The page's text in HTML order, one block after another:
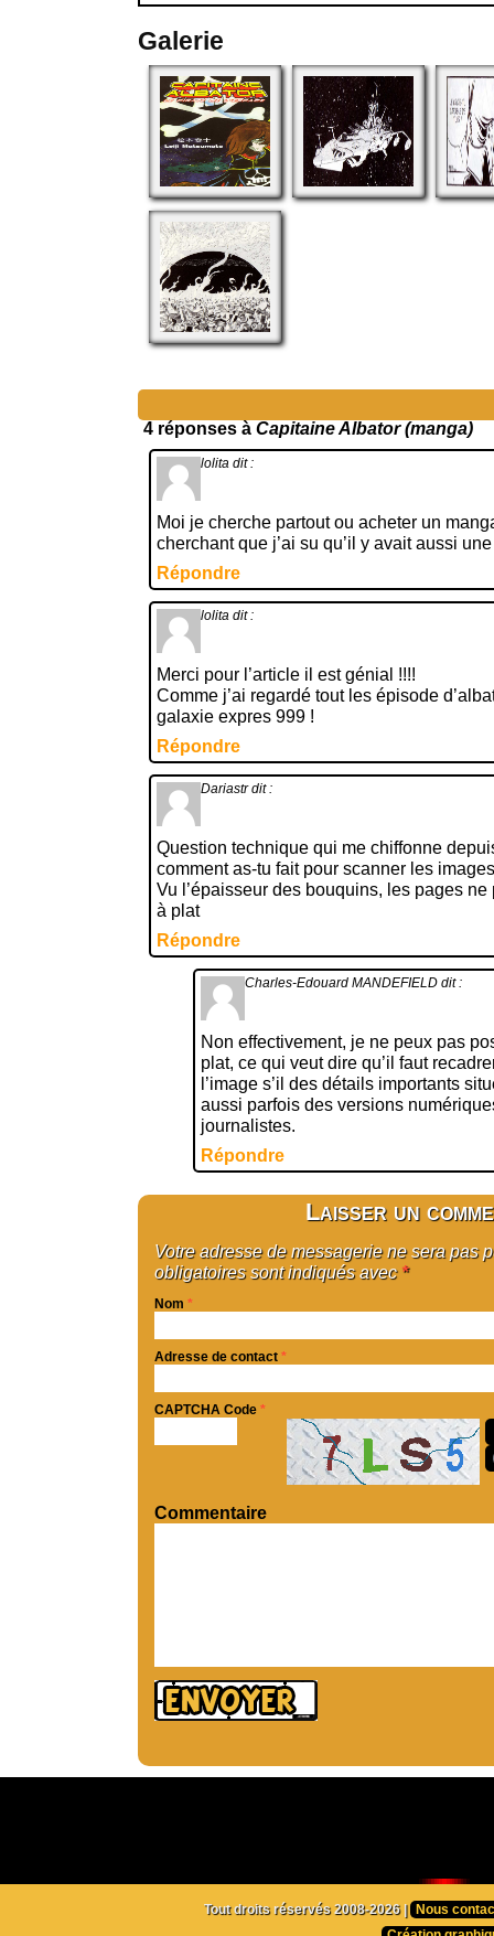
Galerie
4 réponses à Capitaine Albator (manga)
lolita dit :
Moi je cherche partout ou acheter un
cherchant que j’ai su qu’il y avait aussi
Répondre
lolita dit :
Merci pour l’article il est génial !!!!
Comme j’ai regardé tout les épisode
galaxie expres 999 !
Répondre
Dariastr dit :
Question technique qui me chiffonne
comment as-tu fait pour scanner les
Vu l’épaisseur des bouquins, les pages
à plat
Répondre
Charles-Edouard MANDEFIELD dit :
Non effectivement, je ne peux pas
plat, ce qui veut dire qu’il faut
l’image s’il des détails importants
aussi parfois des versions
journalistes.
Répondre
Laisser un
Votre adresse de messagerie ne sera pas
obligatoires sont indiqués avec *
Nom *
Adresse de contact *
CAPTCHA Code *
Commentaire
Tout droits réservés 2008-2026 |
Nous